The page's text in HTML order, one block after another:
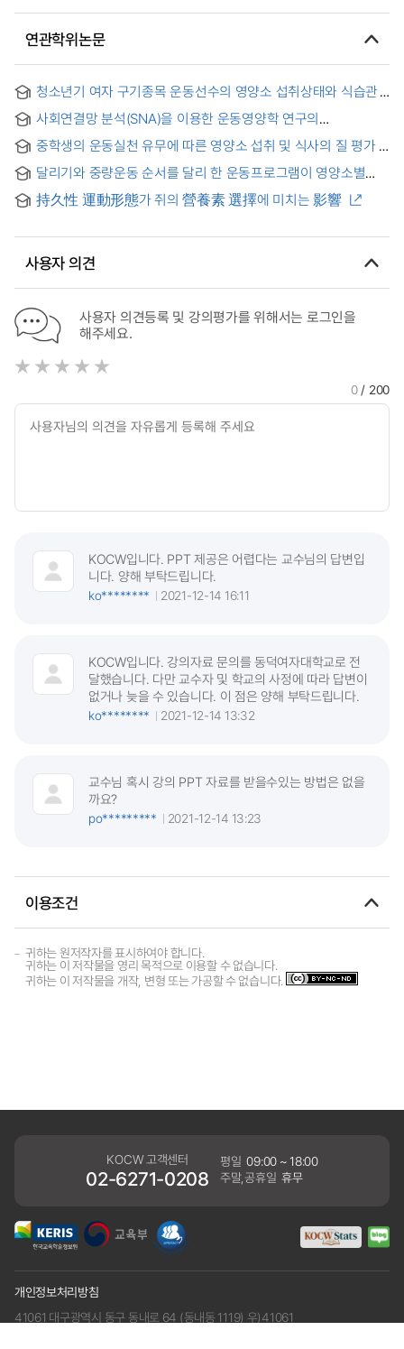
연관학위논문
청소년기 여자 구기종목 운동선수의 영양소 섭취상태와 식습관
사회연결망 분석(SNA)을 이용한 운동영양학 연구의
Exercise Nutrition Research utilizing Social Network
Analysis
중학생의 운동실천 유무에 따른 영양소 섭취 및 식사의 질 평가 =
according to exercise practices of middle school studnts
달리기와 중량운동 순서를 달리 한 운동프로그램이 영양소별
에너지 소비에 미치는 영향 = (A) Study on the Effect of the
Exercise Programs combining Jogging and Weight Training
持久性 運動形態가 쥐의 營養素 選擇에 미치는 影響
사용자 의견
사용자 의견등록 및 강의평가를 위해서는 로그인을
해주세요.
0/ 200
KOCW입니다. PPT 제공은 어렵다는 교수님의 답변입
니다. 양해 부탁드립니다.
ko********
2021-12-14 16:11
KOCW입니다. 강의자료 문의를 동덕여자대학교로 전
달했습니다. 다만 교수자 및 학교의 사정에 따라 답변이
없거나 늦을 수 있습니다. 이 점은 양해 부탁드립니다.
ko********
2021-12-14 13:32
교수님 혹시 강의 PPT 자료를 받을수있는 방법은 없을
까요?
po*********
2021-12-14 13:23
이용조건
귀하는 원저작자를 표시하여야 합니다.
귀하는 이 저작물을 영리 목적으로 이용할 수 없습니다.
귀하는 이 저작물을 개작, 변형 또는 가공할 수 없습니다.
KOCW 고객센터
02-6271-0208
평일 09:00 ~ 18:00
주말,공휴일 휴무
개인정보처리방침
41061 대구광역시 동구 동내로 64 (동내동 1119) 우)41061